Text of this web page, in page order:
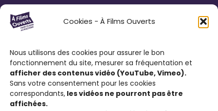
Cookies - À Films Ouverts
Nous utilisons des cookies pour assurer le bon
fonctionnement du site, mesurer sa fréquentation et
afficher des contenus vidéo (YouTube, Vimeo).
Sans votre consentement pour les cookies
correspondants, les vidéos ne pourront pas être
affichées.
Le Festival À Films Ouverts et ses
partenaires associatifs proposent à son
Courts Métrages antiraciste favorisant
l’expression citoyenne ; de visionner des
films engagés contre le racisme et d’ouvrir
la discussion sur cette thématique.